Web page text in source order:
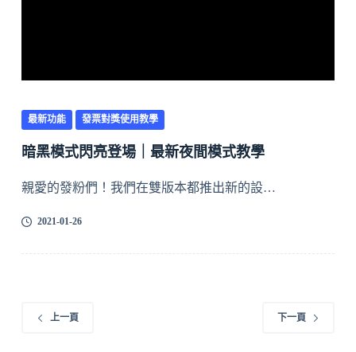
最新功能 發票對獎使用教學
暗黑模式閃亮登場｜最新夜間模式教學
親愛的發粉們！我們在雙版本都推出新的設…
2021-01-26
上一頁 下一頁